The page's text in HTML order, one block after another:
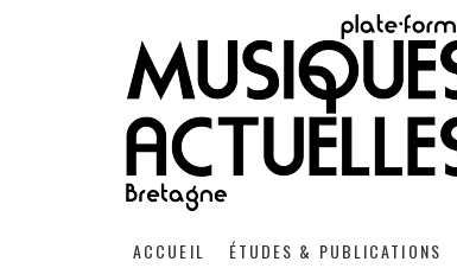
ACCUEIL ÉTUDES & PUBLICATIONS